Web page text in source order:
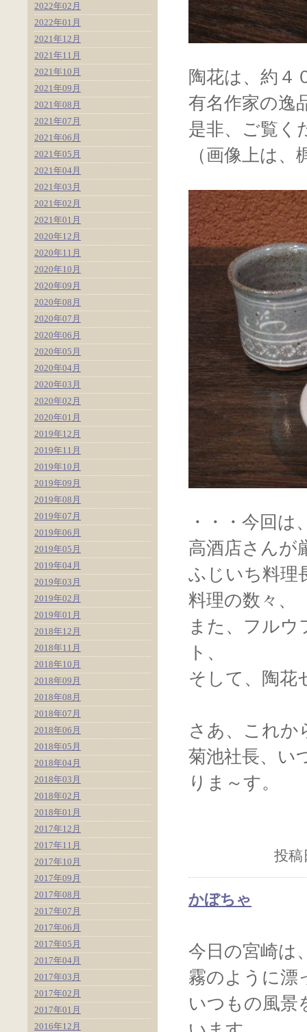
陶花は、約４
有名作家の逸
是非、ご覧く
（画像上は
・・・今回
高酒店さんが
ふじいち料理
料理の数々、
また、フル
ト、
そして、陶花
さあ、これか
菊池社長、い
りま～す。
投稿
かぼちゃ
今日の宮崎は
霧のように漂
いつもの風景
2022年02月
2022年01月
2021年12月
2021年11月
2021年10月
2021年09月
2021年08月
2021年07月
2021年06月
2021年05月
2021年04月
2021年03月
2021年02月
2021年01月
2020年12月
2020年11月
2020年10月
2020年09月
2020年08月
2020年07月
2020年06月
2020年05月
2020年04月
2020年03月
2020年02月
2020年01月
2019年12月
2019年11月
2019年10月
2019年09月
2019年08月
2019年07月
2019年06月
2019年05月
2019年04月
2019年03月
2019年02月
2019年01月
2018年12月
2018年11月
2018年10月
2018年09月
2018年08月
2018年07月
2018年06月
2018年05月
2018年04月
2018年03月
2018年02月
2018年01月
2017年12月
2017年11月
2017年10月
2017年09月
2017年08月
2017年07月
2017年06月
2017年05月
2017年04月
2017年03月
2017年02月
2017年01月
2016年12月